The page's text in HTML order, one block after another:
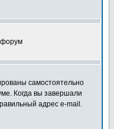
форум
самостоятельно
Когда вы завершали
адрес e-mail.